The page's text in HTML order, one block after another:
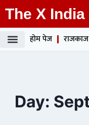
The X India
होम पेज राजकाज
Day: